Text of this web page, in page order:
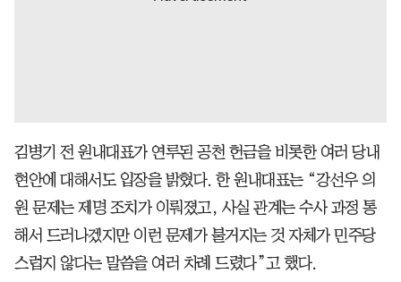
김병기 전 원내대표가 연루된 공천 헌금을 비롯한 여러 당내
현안에 대해서도 입장을 밝혔다. 한 원내대표는 “강선우 의
원 문제는 제명 조치가 이뤄졌고, 사실 관계는 수사 과정 통
해서 드러나겠지만 이런 문제가 불거지는 것 자체가 민주당
스럽지 않다는 말씀을 여러 차례 드렸다”고 했다.